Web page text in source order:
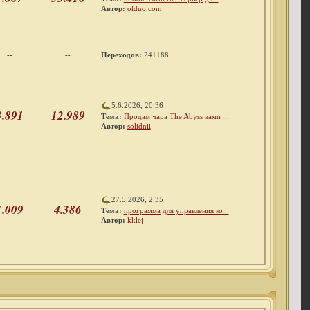
Автор: olduo.com
-- -- Переходов: 241188
12.989
5.6.2026, 20:36
Тема: Продам чара The Abyss вамп ...
Автор: solidnii
4.386
27.5.2026, 2:35
Тема: программа для управления ко...
Автор: kklej